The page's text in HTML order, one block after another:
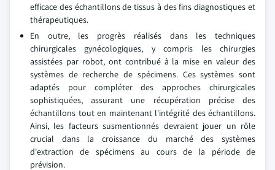
efficace des échantillons de tissus à des fins diagnostiques et
thérapeutiques.
En outre, les progrès réalisés dans les techniques
chirurgicales gynécologiques, y compris les chirurgies
assistées par robot, ont contribué à la mise en valeur des
systèmes de recherche de spécimens. Ces systèmes sont
adaptés pour compléter des approches chirurgicales
sophistiquées, assurant une récupération précise des
échantillons tout en maintenant l'intégrité des échantillons.
Ainsi, les facteurs susmentionnés devraient jouer un rôle
crucial dans la croissance du marché des systèmes
d'extraction de spécimens au cours de la période de
prévision.